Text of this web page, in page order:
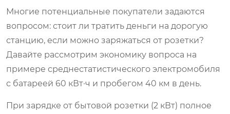
Многие потенциальные покупатели задаются
вопросом: стоит ли тратить деньги на дорогую
станцию, если можно заряжаться от розетки?
Давайте рассмотрим экономику вопроса на
примере среднестатистического электромобиля
с батареей 60 кВт·ч и пробегом 40 км в день.
При зарядке от бытовой розетки (2 кВт) полное